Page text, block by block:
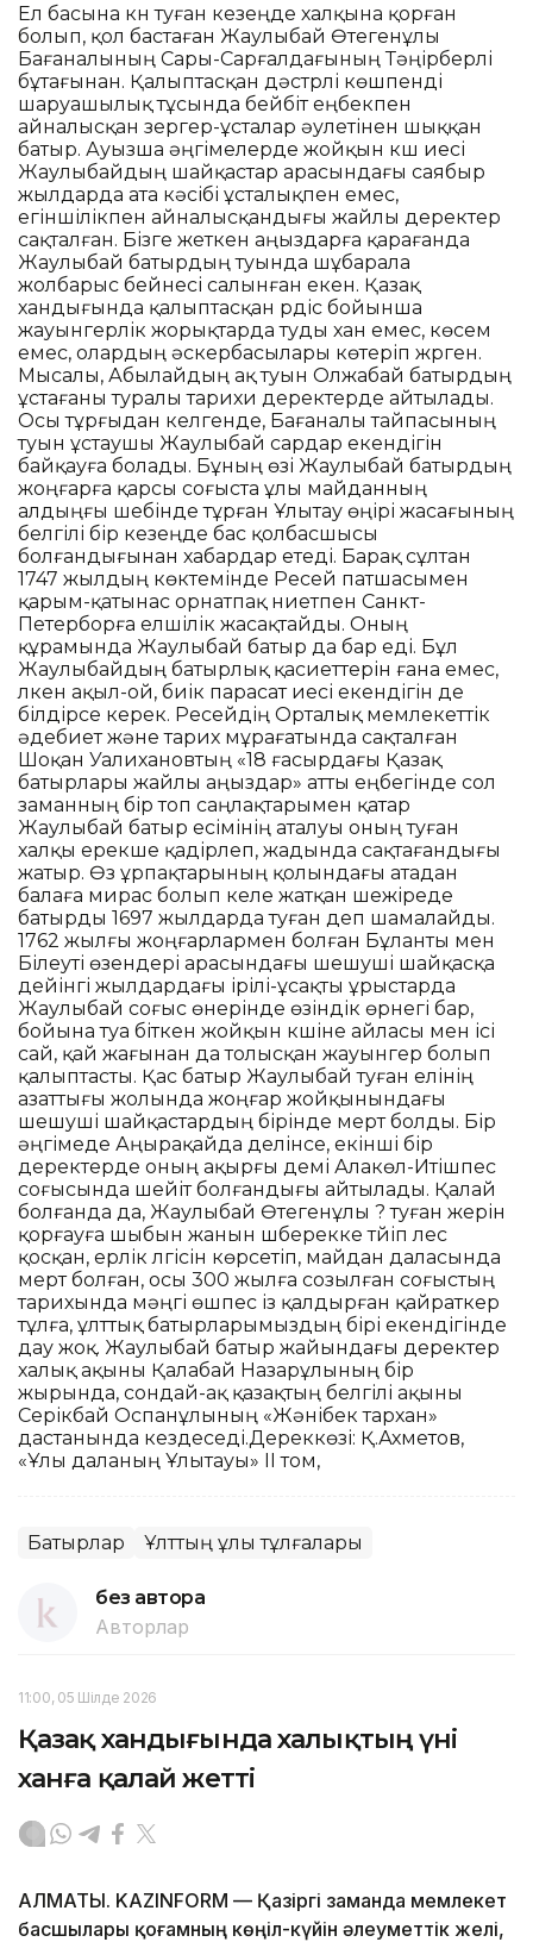
Ел басына күн туған кезеңде халқына қорған
болып, қол бастаған Жаулыбай Өтегенұлы
Бағаналының Сары-Сарғалдағының Тәңірберлі
бұтағынан. Қалыптасқан дәстүрлі көшпенді
шаруашылық тұсында бейбіт еңбекпен
айналысқан зергер-ұсталар әулетінен шыққан
батыр. Ауызша әңгімелерде жойқын күш иесі
Жаулыбайдың шайқастар арасындағы саябыр
жылдарда ата кәсібі ұсталықпен емес,
егіншілікпен айналысқандығы жайлы деректер
сақталған. Бізге жеткен аңыздарға қарағанда
Жаулыбай батырдың туында шұбарала
жолбарыс бейнесі салынған екен. Қазақ
хандығында қалыптасқан үрдіс бойынша
жауынгерлік жорықтарда туды хан емес, көсем
емес, олардың әскербасылары көтеріп жүрген.
Мысалы, Абылайдың ақ туын Олжабай батырдың
ұстағаны туралы тарихи деректерде айтылады.
Осы тұрғыдан келгенде, Бағаналы тайпасының
туын ұстаушы Жаулыбай сардар екендігін
байқауға болады. Бұның өзі Жаулыбай батырдың
жоңғарға қарсы соғыста ұлы майданның
алдыңғы шебінде тұрған Ұлытау өңірі жасағының
белгілі бір кезеңде бас қолбасшысы
болғандығынан хабардар етеді. Барақ сұлтан
1747 жылдың көктемінде Ресей патшасымен
қарым-қатынас орнатпақ ниетпен Санкт-
Петерборға елшілік жасақтайды. Оның
құрамында Жаулыбай батыр да бар еді. Бұл
Жаулыбайдың батырлық қасиеттерін ғана емес,
үлкен ақыл-ой, биік парасат иесі екендігін де
білдірсе керек. Ресейдің Орталық мемлекеттік
әдебиет және тарих мұрағатында сақталған
Шоқан Уалихановтың «18 ғасырдағы Қазақ
батырлары жайлы аңыздар» атты еңбегінде сол
заманның бір топ саңлақтарымен қатар
Жаулыбай батыр есімінің аталуы оның туған
халқы ерекше қадірлеп, жадында сақтағандығы
жатыр. Өз ұрпақтарының қолындағы атадан
балаға мирас болып келе жатқан шежіреде
батырды 1697 жылдарда туған деп шамалайды.
1762 жылғы жоңғарлармен болған Бұланты мен
Білеуті өзендері арасындағы шешуші шайқасқа
дейінгі жылдардағы ірілі-ұсақты ұрыстарда
Жаулыбай соғыс өнерінде өзіндік өрнегі бар,
бойына туа біткен жойқын күшіне айласы мен ісі
сай, қай жағынан да толысқан жауынгер болып
қалыптасты. Қас батыр Жаулыбай туған елінің
азаттығы жолында жоңғар жойқынындағы
шешуші шайқастардың бірінде мерт болды. Бір
әңгімеде Аңырақайда делінсе, екінші бір
деректерде оның ақырғы демі Алакөл-Итішпес
соғысында шейіт болғандығы айтылады. Қалай
болғанда да, Жаулыбай Өтегенұлы ? туған жерін
қорғауға шыбын жанын шүберекке түйіп үлес
қосқан, ерлік үлгісін көрсетіп, майдан даласында
мерт болған, осы 300 жылға созылған соғыстың
тарихында мәңгі өшпес із қалдырған қайраткер
тұлға, ұлттық батырларымыздың бірі екендігінде
дау жоқ. Жаулыбай батыр жайындағы деректер
халық ақыны Қалабай Назарұлының бір
жырында, сондай-ақ қазақтың белгілі ақыны
Серікбай Оспанұлының «Жәнібек тархан»
дастанында кездеседі.Дереккөзі: Қ.Ахметов,
«Ұлы даланың Ұлытауы» ІІ том,
Батырлар Ұлттың ұлы тұлғалары
без автора
Авторлар
11:00, 05 Шілде 2026
Қазақ хандығында халықтың үні
ханға қалай жетті
АЛМАТЫ. KAZINFORM — Қазіргі заманда мемлекет
басшылары қоғамның көңіл-күйін әлеуметтік желі,